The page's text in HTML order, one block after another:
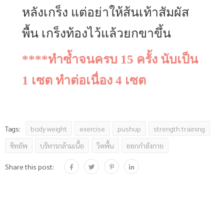
หลังเกร็ง แต่อย่าให้ส้นเท้าสัมผัส
พื้น เกร็งท้องไว้แล้วยกขาขึ้น
****ทำซ้ำจนครบ 15 ครั้ง นับเป็น
1 เซต ทำต่อเนื่อง 4 เซต
Tags: body weight exercise pushup
strength training
ซิทอัพ
บริหารกล้ามเนื้อ วิดพื้น ออกกำลังกาย
Share this post: